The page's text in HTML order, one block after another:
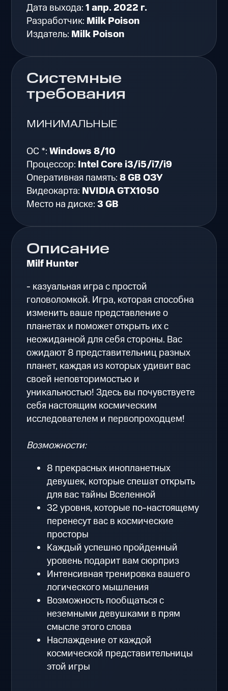
Описание
Milf Hunter
- казуальная игра с простой
головоломкой. Игра, которая способна
изменить ваше представление о
планетах и поможет открыть их с
неожиданной для себя стороны. Вас
ожидают 8 представительниц разных
планет, каждая из которых удивит вас
своей неповторимостью и
уникальностью! Здесь вы почувствуете
себя настоящим космическим
исследователем и первопроходцем!
Возможности:
8 прекрасных инопланетных
девушек, которые спешат открыть
для вас тайны Вселенной
32 уровня, которые по-настоящему
перенесут вас в космические
просторы
Каждый успешно пройденный
уровень подарит вам сюрприз
Интенсивная тренировка вашего
логического мышления
Возможность пообщаться с
неземными девушками в прям
смысле этого слова
Наслаждение от каждой
космической представительницы
этой игры
Дата выхода:1 апр. 2022 г.
Разработчик: Milk Poison
Издатель: Milk Poison
Системные
требования
МИНИМАЛЬНЫЕ
ОС *:Windows 8/10
Процессор: Intel Core i3/i5/i7/i9
Оперативная память:8 GB ОЗУ
Видеокарта: NVIDIA GTX1050
Место на диске:3 GB